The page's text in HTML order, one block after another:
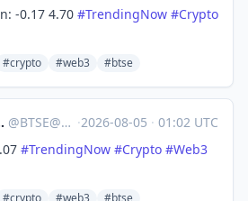
-0.17 4.70 #TrendingNow #Crypto
#crypto #web3 #btse
@BTSE@brands.town ·2026-08-05 · 01:02 UTC
#TrendingNow #Crypto #Web3
#crypto #web3 #btse